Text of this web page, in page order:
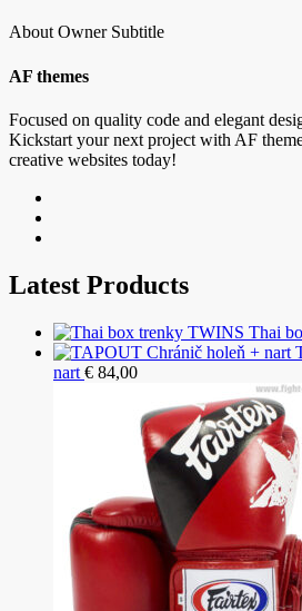
About Owner Subtitle
AF themes
Focused on quality code and elegant
Kickstart your next project with AF
creative websites today!
Latest Products
Thai
nart € 84,00